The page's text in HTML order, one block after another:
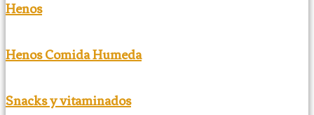
Henos
Henos Comida Humeda
Snacks y vitaminados